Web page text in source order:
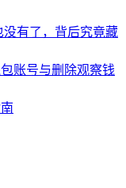
没有了，背后究竟藏
账号与删除观察钱